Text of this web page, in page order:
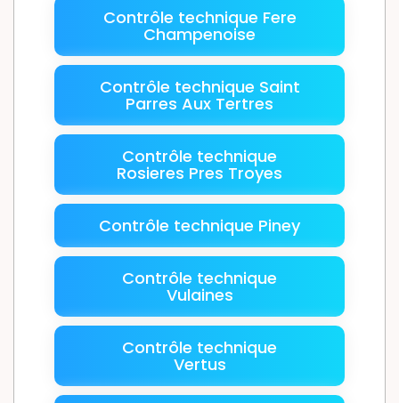
Contrôle technique Fere
Champenoise
Contrôle technique Saint
Parres Aux Tertres
Contrôle technique
Rosieres Pres Troyes
Contrôle technique Piney
Contrôle technique
Vulaines
Contrôle technique
Vertus